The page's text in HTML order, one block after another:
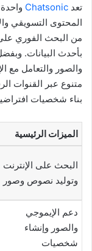
تعد Chatsonic
المحتوى التسويقي
من البحث الفوري
والصور والتعامل مع
متنوع عبر القنوات
بناء شخصيات
الميزات الرئيسية
البحث على الإنترنت
وتوليد نصوص وصور
دعم الإيموجي
والصور وإنشاء
شخصيات